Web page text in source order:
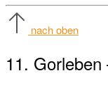
nach oben
11.